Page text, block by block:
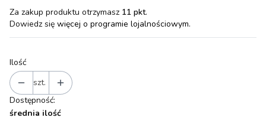
Za zakup produktu otrzymasz 11 pkt.
Dowiedz się więcej o programie lojalnościowym.
Ilość
szt.
Dostępność:
średnia ilość